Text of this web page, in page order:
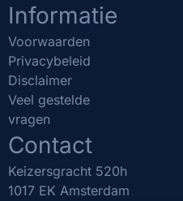
Informatie
Voorwaarden
Privacybeleid
Disclaimer
Veel gestelde
vragen
Contact
Keizersgracht 520h
1017 EK Amsterdam